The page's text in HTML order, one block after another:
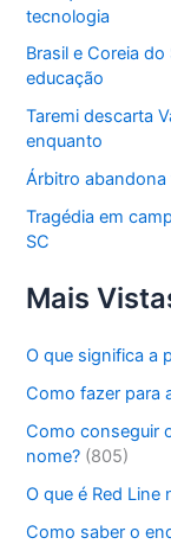
tecnologia
Brasil e Coreia
educação
Taremi descarta
enquanto
Árbitro
Tragédia em
SC
Mais
O que significa a
Como fazer para
Como conseguir
nome? (805)
O que é Red Line
Como saber o